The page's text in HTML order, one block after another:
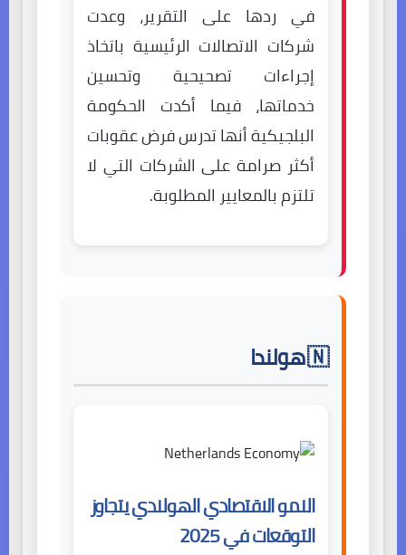
في ردها على التقرير، وعدت
شركات الاتصالات الرئيسية باتخاذ
إجراءات تصحيحية وتحسين
خدماتها، فيما أكدت الحكومة
البلجيكية أنها تدرس فرض عقوبات
أكثر صرامة على الشركات التي لا
تلتزم بالمعايير المطلوبة.
🇳 هولندا
النمو الاقتصادي الهولندي يتجاوز
التوقعات في 2025